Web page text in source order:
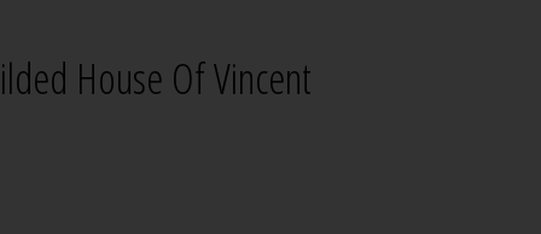
House Of Vincent